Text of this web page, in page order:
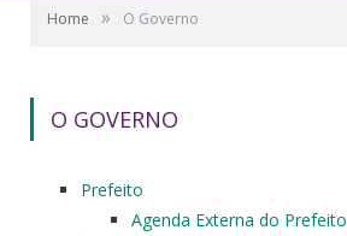
Home » O Governo
O GOVERNO
Prefeito
Agenda Externa do Prefeito